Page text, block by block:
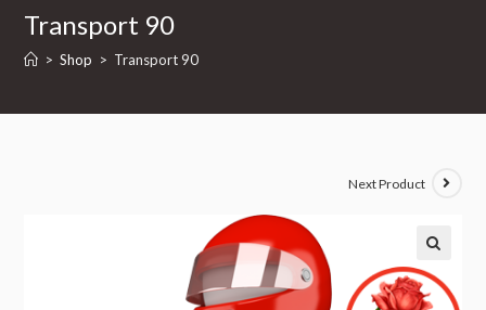
Transport 90
> Shop > Transport 90
Next Product
🔍